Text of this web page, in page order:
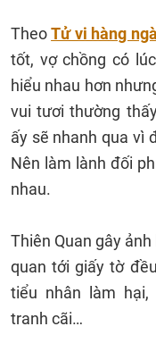
TheoTử vi hàng
tốt, vợ chồng có
hiểu nhau hơn
vui tươi thường
ấy sẽ nhanh qua vì
Nên làm lành đối
nhau.
Thiên Quan gây
quan tới giấy tờ
tiểu nhân làm
tranh cãi…